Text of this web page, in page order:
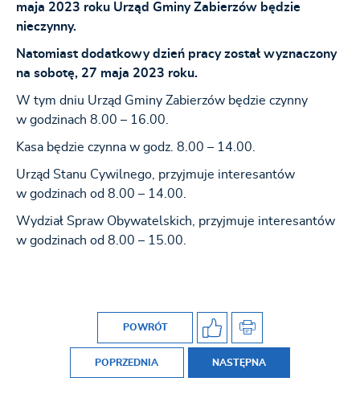
maja 2023 roku Urząd Gminy Zabierzów będzie
nieczynny.
Natomiast dodatkowy dzień pracy został wyznaczony
na sobotę, 27 maja 2023 roku.
W tym dniu Urząd Gminy Zabierzów będzie czynny
w godzinach 8.00 – 16.00.
Kasa będzie czynna w godz. 8.00 – 14.00.
Urząd Stanu Cywilnego, przyjmuje interesantów
w godzinach od 8.00 – 14.00.
Wydział Spraw Obywatelskich, przyjmuje interesantów
w godzinach od 8.00 – 15.00.
POWRÓT
POPRZEDNIA NASTĘPNA